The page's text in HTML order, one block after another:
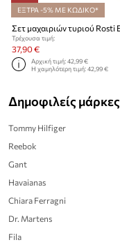
ΕΞΤΡΑ -5% ΜΕ ΚΩΔΙΚΟ*
Τρέχουσα τιμή:
37,90 €
Αρχική τιμή:42,99 €
Η χαμηλότερη τιμή:42,99 €
Δημοφιλείς μάρκες
Tommy Hilfiger
Reebok
Gant
Havaianas
Chiara Ferragni
Dr. Martens
Fila